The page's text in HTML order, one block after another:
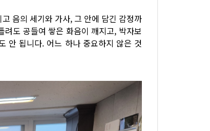
음의 세기와 가사, 그 안에 담긴 감정까
도 공들여 쌓은 화음이 깨지고, 박자보
안 됩니다. 어느 하나 중요하지 않은 것